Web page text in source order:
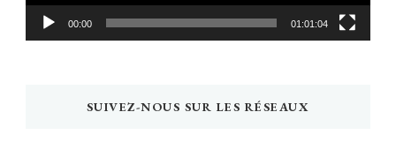
00:00 01:01:04
SUIVEZ-NOUS SUR LES RÉSEAUX